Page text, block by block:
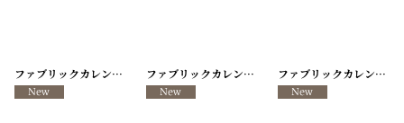
ファブリックカレンダー ・キッチンクロス リメイクパンツ/VINTAGE REMAKE PANTS ファブリックカレンダー ・キッチンクロス リメイクパンツ/VINTAGE REMAKE PANTS ファブリックカレンダー ・キッチンクロス リメイクパンツ/VINTAGE REMAKE PANTS